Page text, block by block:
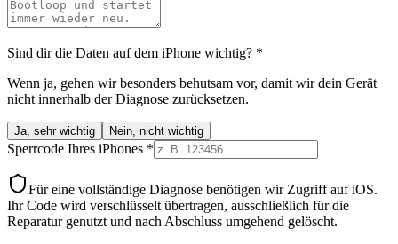
Sind dir die Daten auf dem iPhone wichtig? *
Wenn ja, gehen wir besonders behutsam vor, damit wir dein Gerät
nicht innerhalb der Diagnose zurücksetzen.
Ja, sehr wichtig Nein, nicht wichtig
Sperrcode Ihres iPhones *
Für eine vollständige Diagnose benötigen wir Zugriff auf iOS.
Ihr Code wird verschlüsselt übertragen, ausschließlich für die
Reparatur genutzt und nach Abschluss umgehend gelöscht.